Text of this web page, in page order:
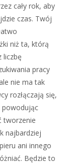
cały rok, aby
czas. Twój
niż ta, którą
liczbę
pracy
nie ma tak
rozłączają się,
powodując
tworzenie
najbardziej
ani innego
Będzie to